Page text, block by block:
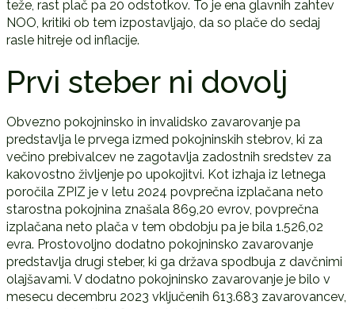
teže, rast plač pa 20 odstotkov. To je ena glavnih zahtev
NOO, kritiki ob tem izpostavljajo, da so plače do sedaj
rasle hitreje od inflacije.
Prvi steber ni dovolj
Obvezno pokojninsko in invalidsko zavarovanje pa
predstavlja le prvega izmed pokojninskih stebrov, ki za
večino prebivalcev ne zagotavlja zadostnih sredstev za
kakovostno življenje po upokojitvi. Kot izhaja iz letnega
poročila ZPIZ je v letu 2024 povprečna izplačana neto
starostna pokojnina znašala 869,20 evrov, povprečna
izplačana neto plača v tem obdobju pa je bila 1.526,02
evra. Prostovoljno dodatno pokojninsko zavarovanje
predstavlja drugi steber, ki ga država spodbuja z davčnimi
olajšavami. V dodatno pokojninsko zavarovanje je bilo v
mesecu decembru 2023 vključenih 613.683 zavarovancev,